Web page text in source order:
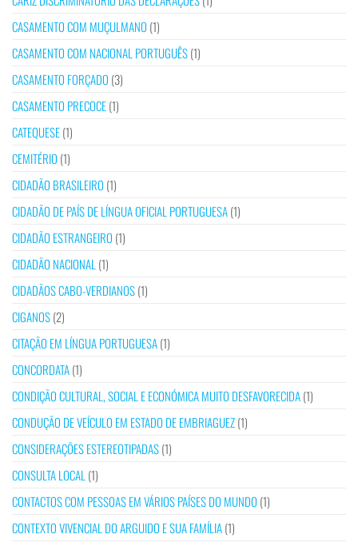
CASAMENTO COM MUÇULMANO (1)
CASAMENTO COM NACIONAL PORTUGUÊS(1)
CASAMENTO FORÇADO (3)
CASAMENTO PRECOCE(1)
CATEQUESE(1)
CEMITÉRIO (1)
CIDADÃO BRASILEIRO (1)
CIDADÃO DE PAÍS DE LÍNGUA OFICIAL PORTUGUESA(1)
CIDADÃO ESTRANGEIRO (1)
CIDADÃO NACIONAL(1)
CIDADÃOS CABO-VERDIANOS(1)
CIGANOS(2)
CITAÇÃO EM LÍNGUA PORTUGUESA(1)
CONCORDATA(1)
CONDIÇÃO CULTURAL, SOCIAL E ECONÓMICA MUITO DESFAVORECIDA(1)
CONDUÇÃO DE VEÍCULO EM ESTADO DE EMBRIAGUEZ(1)
CONSIDERAÇÕES ESTEREOTIPADAS(1)
CONSULTA LOCAL(1)
CONTACTOS COM PESSOAS EM VÁRIOS PAÍSES DO MUNDO (1)
CONTEXTO VIVENCIAL DO ARGUIDO E SUA FAMÍLIA(1)